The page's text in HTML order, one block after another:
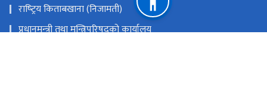
राष्‍ट्रिय किताबखाना (निजामती)
प्रधानमन्‍त्री तथा मन्त्रिपरिषद्को कार्यालय